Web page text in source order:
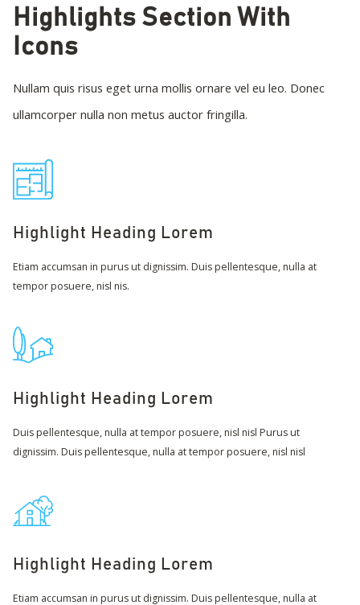
Highlights Section With
Icons
Nullam quis risus eget urna mollis ornare vel eu leo. Donec
ullamcorper nulla non metus auctor fringilla.
Highlight Heading Lorem
Etiam accumsan in purus ut dignissim. Duis pellentesque, nulla at
tempor posuere, nisl nis.
Highlight Heading Lorem
Duis pellentesque, nulla at tempor posuere, nisl nisl Purus ut
dignissim. Duis pellentesque, nulla at tempor posuere, nisl nisl
Highlight Heading Lorem
Etiam accumsan in purus ut dignissim. Duis pellentesque, nulla at